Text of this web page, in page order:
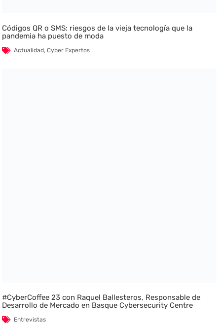
Códigos QR o SMS: riesgos de la vieja tecnología que la
pandemia ha puesto de moda
Actualidad,Cyber Expertos
#CyberCoffee 23 con Raquel Ballesteros, Responsable de
Desarrollo de Mercado en Basque Cybersecurity Centre
Entrevistas